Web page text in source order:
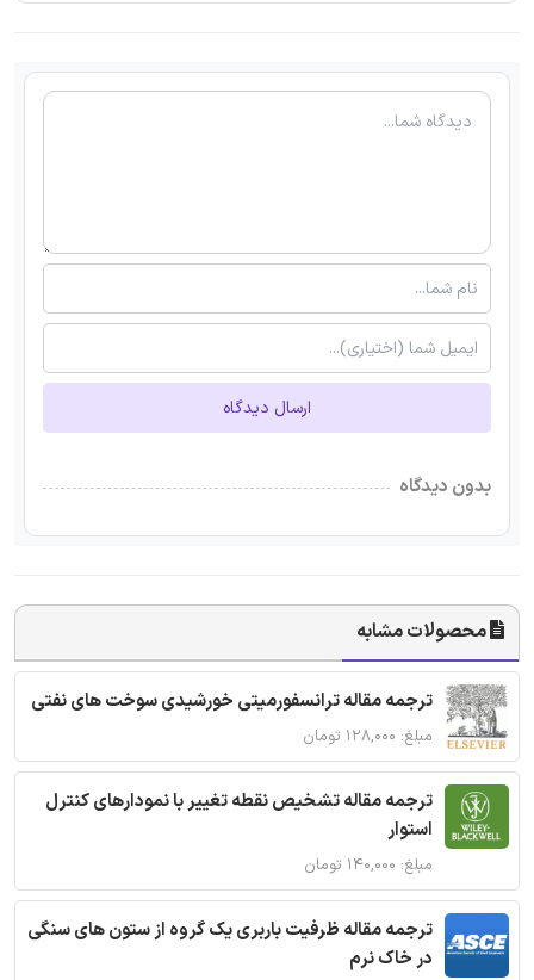
ارسال دیدگاه
بدون دیدگاه
محصولات مشابه
ترجمه مقاله ترانسفورمیتی خورشیدی سوخت های نفتی
مبلغ: ۱۲۸,۰۰۰ تومان
ترجمه مقاله تشخیص نقطه تغییر با نمودارهای کنترل
استوار
مبلغ: ۱۴۰,۰۰۰ تومان
ترجمه مقاله ظرفیت باربری یک گروه از ستون های سنگی
در خاک نرم